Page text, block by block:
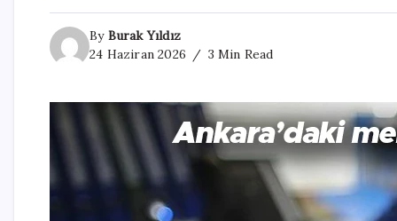
By Burak Yıldız
24 Haziran 2026
3 Min Read